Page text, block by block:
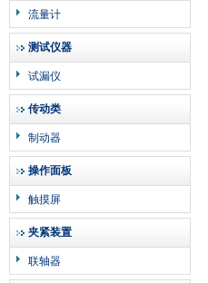
流量计
测试仪器
试漏仪
传动类
制动器
操作面板
触摸屏
夹紧装置
联轴器